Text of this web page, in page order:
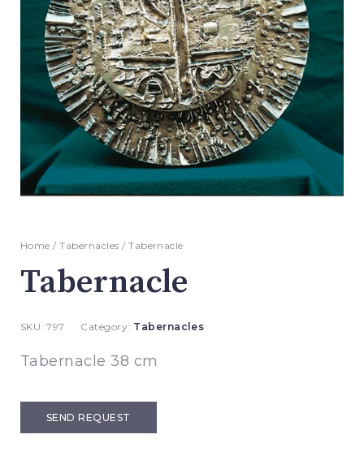
Home /Tabernacles / Tabernacle
Tabernacle
SKU:797 Category: Tabernacles
Tabernacle 38 cm
SEND REQUEST